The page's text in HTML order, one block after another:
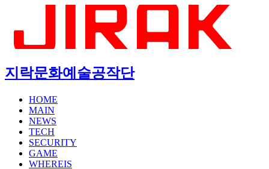
지락문화예술공작단
HOME
MAIN
NEWS
TECH
SECURITY
GAME
WHEREIS